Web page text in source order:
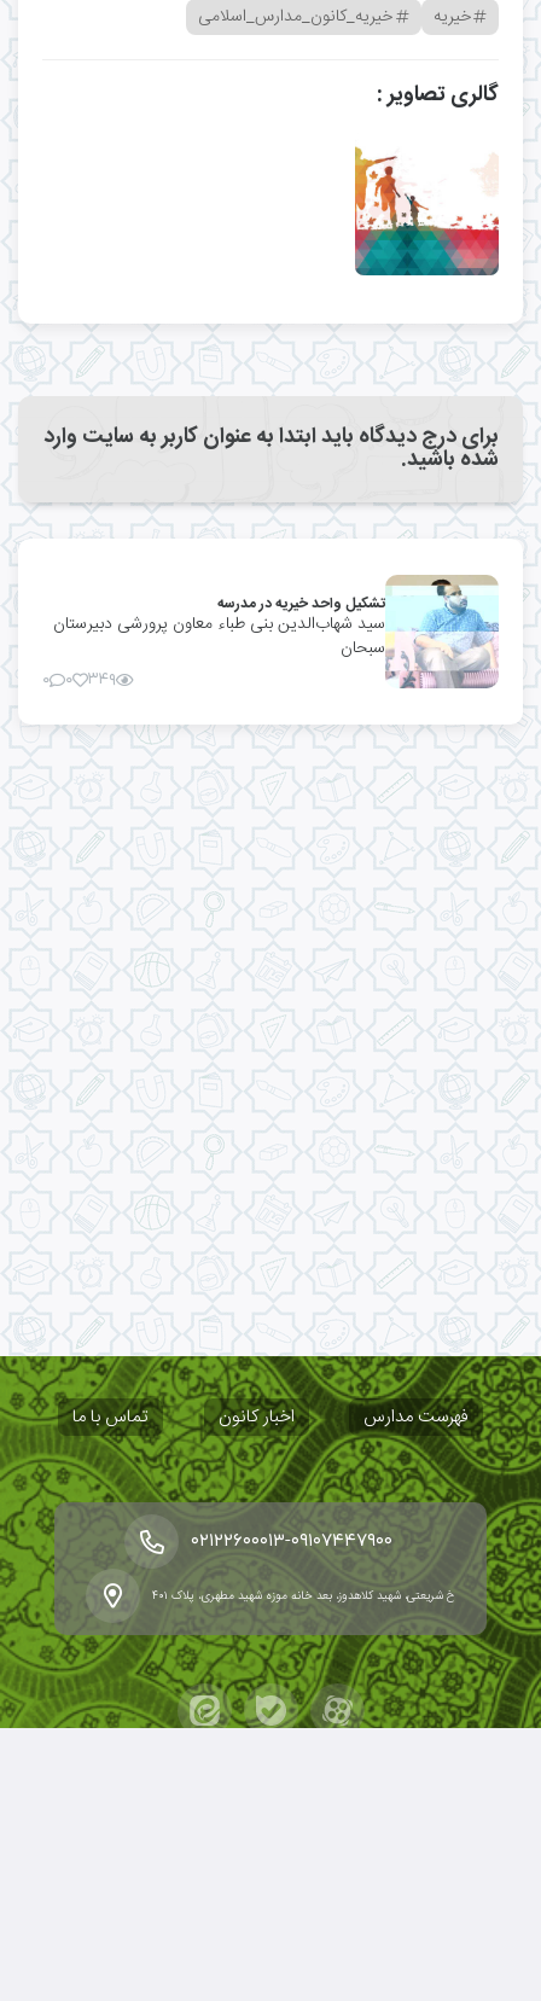
خیریه خیریه_کانون_مدارس_اسلامی
گالری تصاویر :
برای درج دیدگاه باید ابتدا به عنوان کاربر به سایت وارد
شده باشید.
تشکیل واحد خیریه در مدرسه
سید شهاب‌الدین بنی طباء معاون پرورشی دبیرستان
سبحان
۳۴۹ ۰ ۰
فهرست مدارس اخبار کانون تماس با ما
خ شریعتی، شهید کلاهدوز، بعد خانه موزه شهید مطهری، پلاک ۴۰۱
۰۹۱۰۷۴۴۷۹۰۰-۰۲۱۲۲۶۰۰۰۱۳